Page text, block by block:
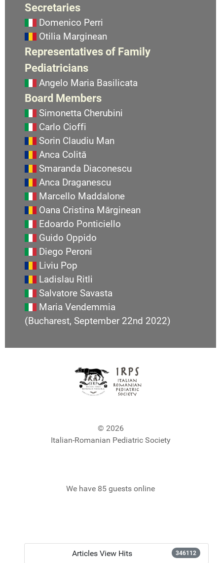
Secretaries
Domenico Perri
Otilia Marginean
Representatives of Family
Pediatricians
Angelo Maria Basilicata
Board Members
Simonetta Cherubini
Carlo Cioffi
Sorin Claudiu Man
Anca Colită
Smaranda Diaconescu
Anca Draganescu
Marcello Maddalone
Oana Cristina Mărginean
Edoardo Ponticiello
Guido Oppido
Diego Peroni
Liviu Pop
Ladislau Ritli
Salvatore Savasta
Maria Vendemmia
(Bucharest, September 22nd 2022)
© 2026
Italian-Romanian Pediatric Society
We have 85 guests online
Articles View Hits 346112